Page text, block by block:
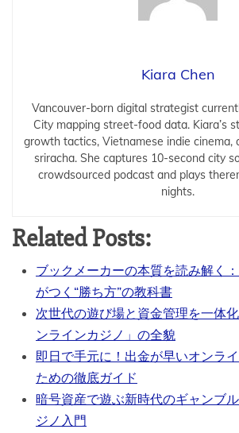
Kiara Chen
Vancouver-born digital strategist
City mapping street-food data. Kiara’s
growth tactics, Vietnamese indie cinema,
sriracha. She captures 10-second city
crowdsourced podcast and plays
nights.
Related Posts:
ブックメーカーの本質を読み解く
がつく“勝ち方”の教科書
次世代の遊び場と資金管理を一体
ンラインカジノ」の全貌
即日で手元に！出金が早いオンラ
ための徹底ガイド
暗号資産で遊ぶ新時代のギャンブ
ジノ入門